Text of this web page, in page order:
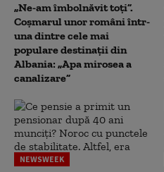
„Ne-am îmbolnăvit toți”.
Coșmarul unor români într-
una dintre cele mai
populare destinații din
Albania: „Apa mirosea a
canalizare”
NEWSWEEK